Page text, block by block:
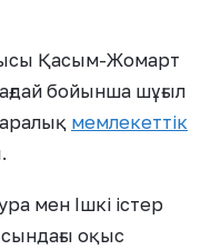
Қасым-Жомарт
бойынша шұғыл
мемлекеттік
мен Ішкі істер
оқыс